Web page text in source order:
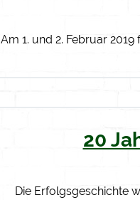
Am 1. und 2. Februar
20
Die Erfolgsgeschichte